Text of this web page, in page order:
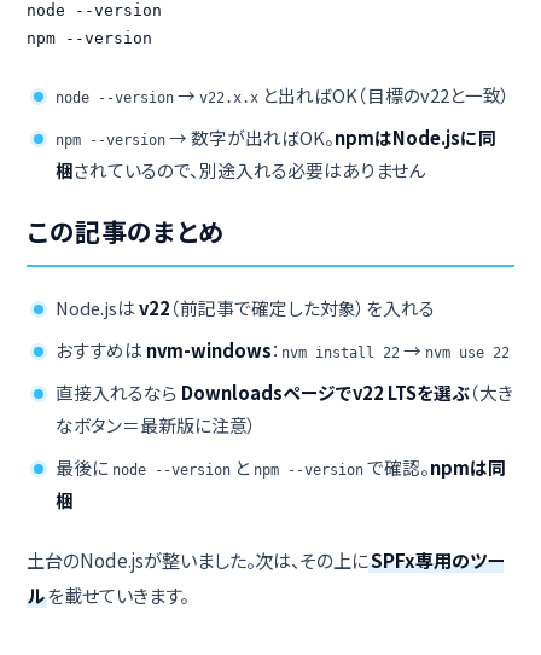
node --version
npm --version
node --version →v22.x.x と出ればOK（目標のv22と一致）
npm --version → 数字が出ればOK。npmはNode.jsに同
梱されているので、別途入れる必要はありません
この記事のまとめ
Node.jsはv22（前記事で確定した対象）を入れる
おすすめは nvm-windows： nvm install 22 → nvm use 22
直接入れるなら Downloadsページでv22 LTSを選ぶ（大き
なボタン＝最新版に注意）
最後に node --version と npm --version で確認。npmは同
梱
土台のNode.jsが整いました。次は、その上にSPFx専用のツー
ルを載せていきます。